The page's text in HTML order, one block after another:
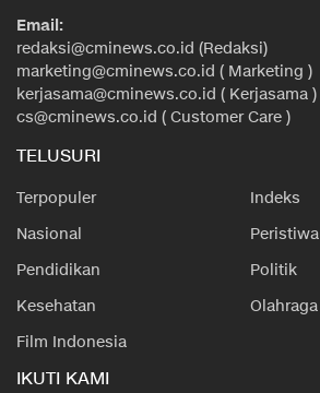
Email:
redaksi@cminews.co.id (Redaksi)
marketing@cminews.co.id ( Marketing )
kerjasama@cminews.co.id ( Kerjasama )
cs@cminews.co.id ( Customer Care )
TELUSURI
Terpopuler
Indeks
Nasional
Peristiwa
Pendidikan
Politik
Kesehatan
Olahraga
Film Indonesia
IKUTI KAMI